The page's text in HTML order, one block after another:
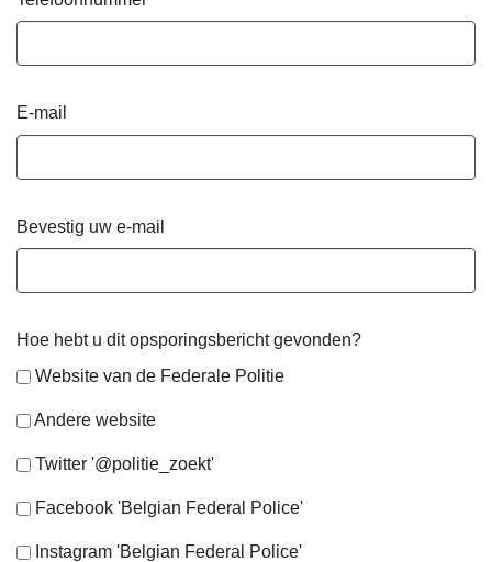
E-mail
Bevestig uw e-mail
Hoe hebt u dit opsporingsbericht gevonden?
Website van de Federale Politie
Andere website
Twitter '@politie_zoekt'
Facebook 'Belgian Federal Police'
Instagram 'Belgian Federal Police'